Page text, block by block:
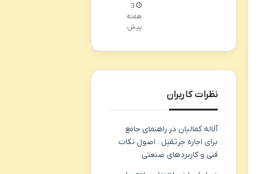
3
هفته
پیش
نظرات کاربران
آلاله کمالیان در راهنمای جامع
برای اجاره جرثقیل : اصول نکات
فنی و کاربردهای صنعتی